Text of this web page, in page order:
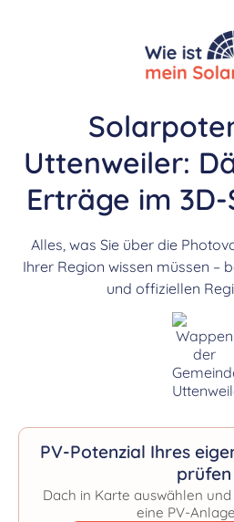
Uttenweiler:
Erträge im
Alles, was Sie über die
Ihrer Region wissen müssen –
und offiziellen
PV-Potenzial Ihres
prüfen
Dach in Karte auswählen
eine PV-